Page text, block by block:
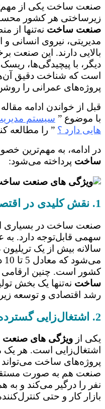
صنعت ساخت یکی از
زیرساختی هر کشور
صنعت ساخت نه‌تنها از
مدیریتی، نیروی انسانی و
بالایی دارند. این صنعت
دیگر، با پیچیدگی‌ها،
است که شناخت دقیق
پروژه‌های عمرانی را
قبل از خواندن ادامه
با موضوع ” سیستم
هایی دارد ؟ ” را مطالعه
در ادامه، به مهم‌ترین
ساخت پرداخته می‌شود:
1. نقش کلیدی در اقتصاد ملی
صنعت ساخت در بسیاری
سهمی قابل‌توجه دارد. به
سالانه بیش از یک
کشور است. چنین
ساخت نه‌تنها یک بخش
رشد اقتصادی و توسعه
2. اشتغال‌زایی گسترده
یکی از ویژگی های
اشتغال‌زایی است. هر یک
پروژه‌های ساخت می‌تواند
صنعت هم به صورت
نفر را درگیر می‌کند و به
بازار کار و حتی